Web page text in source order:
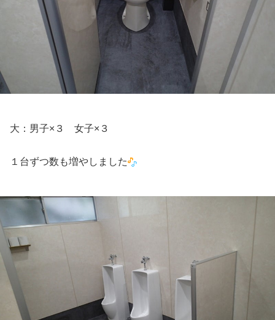
大：男子×３ 女子×３
１台ずつ数も増やしました